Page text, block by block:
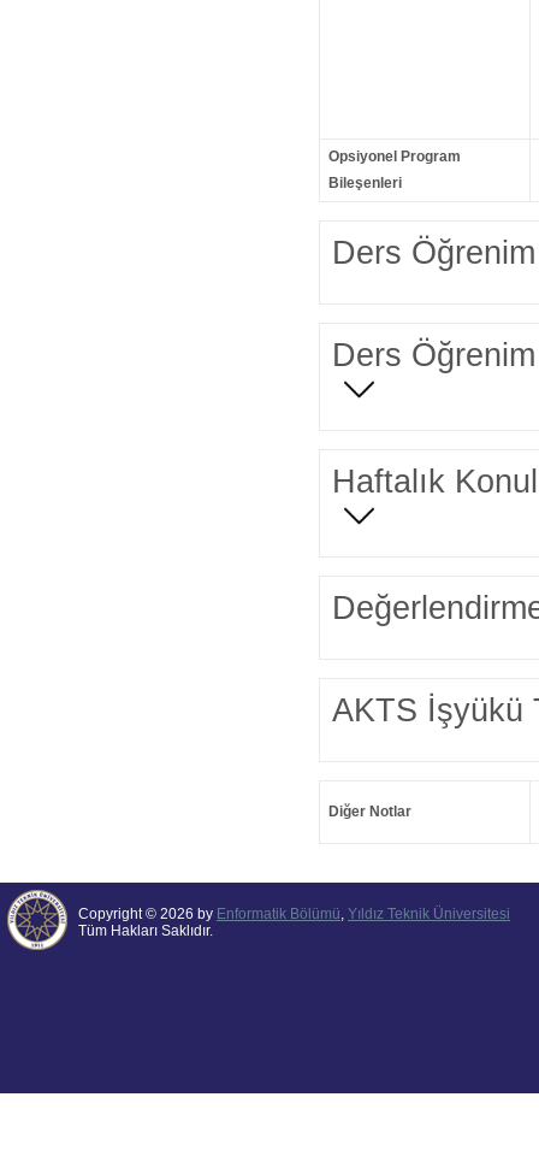
Opsiyonel Program
Bileşenleri
Ders Öğrenim
Ders Öğrenim
Haftalık
AKTS İşyükü
Diğer Notlar
Copyright © 2026 by Enformatik Bölümü, Yıldız Teknik Üniversitesi
Tüm Hakları Saklıdır.